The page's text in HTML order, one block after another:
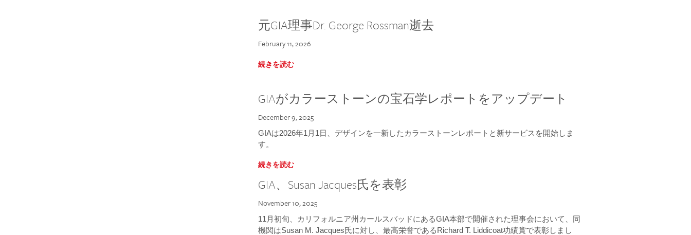
元GIA理事Dr. George Rossman逝去
February 11, 2026
続きを読む
GIAがカラーストーンの宝石学レポートをアップデート
December 9, 2025
GIAは2026年1月1日、デザインを一新したカラーストーンレポートと新サービスを開始しま
す。
続きを読む
GIA、Susan Jacques氏を表彰
November 10, 2025
11月初旬、カリフォルニア州カールスバッドにあるGIA本部で開催された理事会において、同
機関はSusan M. Jacques氏に対し、最高栄誉であるRichard T. Liddicoat功績賞で表彰しまし